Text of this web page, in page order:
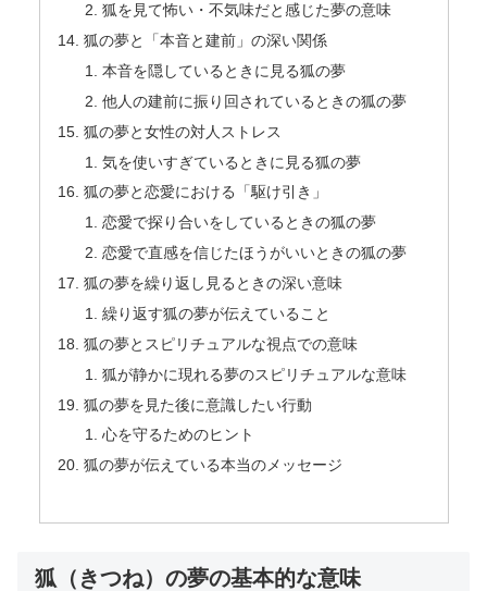
狐を見て怖い・不気味だと感じた夢の意味
狐の夢と「本音と建前」の深い関係
本音を隠しているときに見る狐の夢
他人の建前に振り回されているときの狐の夢
狐の夢と女性の対人ストレス
気を使いすぎているときに見る狐の夢
狐の夢と恋愛における「駆け引き」
恋愛で探り合いをしているときの狐の夢
恋愛で直感を信じたほうがいいときの狐の夢
狐の夢を繰り返し見るときの深い意味
繰り返す狐の夢が伝えていること
狐の夢とスピリチュアルな視点での意味
狐が静かに現れる夢のスピリチュアルな意味
狐の夢を見た後に意識したい行動
心を守るためのヒント
狐の夢が伝えている本当のメッセージ
狐（きつね）の夢の基本的な意味